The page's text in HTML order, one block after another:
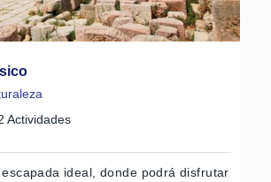
Actividades
ideal, donde podrá disfrutar